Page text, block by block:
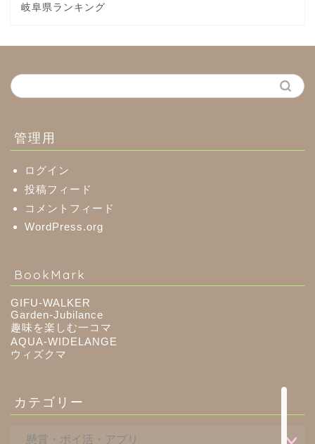
岐阜県ランキング
管理用
ログイン
投稿フィード
コメントフィード
WordPress.org
BookMark
GIFU-WALKER
Garden-Jubilance
趣味を楽しむ一コマ
AQUA-WIDELANGE
ウィズクマ
カテゴリー
川辺町